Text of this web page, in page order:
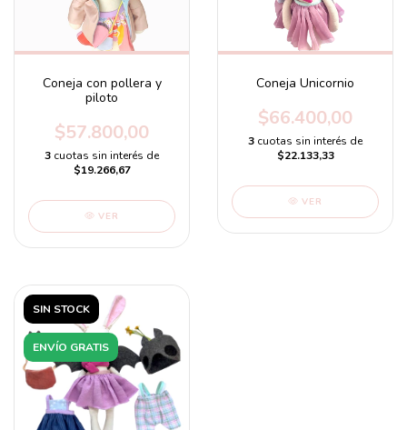
Coneja con pollera y
piloto
$57.800,00
3 cuotas sin interés de
$19.266,67
VER
Coneja Unicornio
$66.400,00
3 cuotas sin interés de
$22.133,33
VER
SIN STOCK
ENVÍO GRATIS